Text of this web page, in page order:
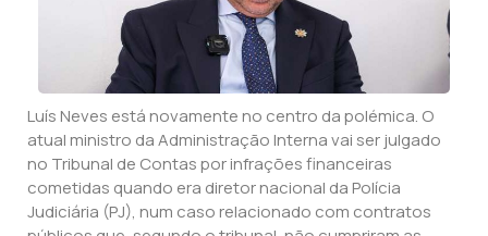
Luís Neves está novamente no centro da polémica. O
atual ministro da Administração Interna vai ser julgado
no Tribunal de Contas por infrações financeiras
cometidas quando era diretor nacional da Polícia
Judiciária (PJ), num caso relacionado com contratos